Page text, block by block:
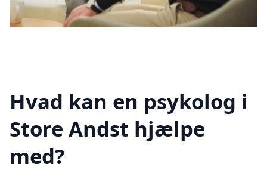
Hvad kan en psykolog i
Store Andst hjælpe
med?